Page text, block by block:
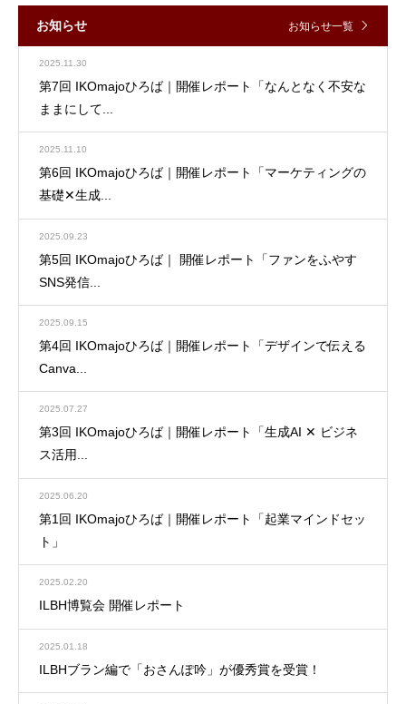
お知らせ お知らせ一覧
2025.11.30
第7回 IKOmajoひろば｜開催レポート「なんとなく不安な
ままにして...
2025.11.10
第6回 IKOmajoひろば｜開催レポート「マーケティングの
基礎✕生成...
2025.09.23
第5回 IKOmajoひろば｜ 開催レポート「ファンをふやす
SNS発信...
2025.09.15
第4回 IKOmajoひろば｜開催レポート「デザインで伝える
Canva...
2025.07.27
第3回 IKOmajoひろば｜開催レポート「生成AI ✕ ビジネ
ス活用...
2025.06.20
第1回 IKOmajoひろば｜開催レポート「起業マインドセッ
ト」
2025.02.20
ILBH博覧会 開催レポート
2025.01.18
ILBHブラン編で「おさんぽ吟」が優秀賞を受賞！